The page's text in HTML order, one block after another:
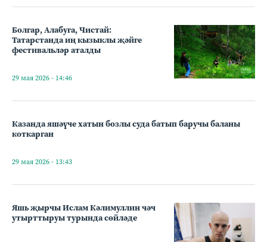
Болгар, Алабуга, Чистай:
Татарстанда иң кызыклы җәйге
фестивальләр аталды
29 мая 2026 - 14:46
Казанда яшәүче хатын бозлы суда батып баручы баланы
коткарган
29 мая 2026 - 13:43
Яшь җырчы Ислам Кәлимуллин чәч
утырттыруы турында сөйләде